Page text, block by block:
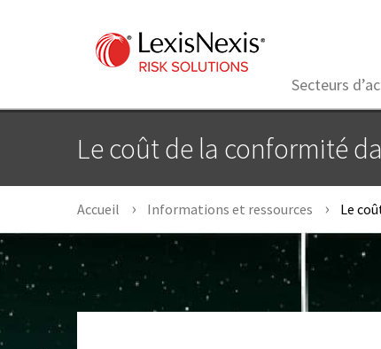
Secteurs
Le coût de la conformité
Accueil Informations et ressources Le